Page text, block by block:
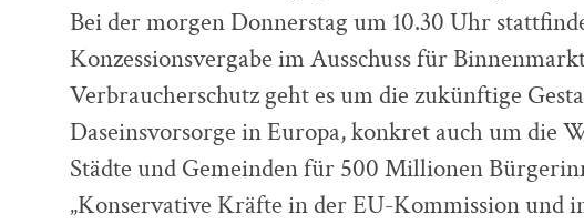
Bei der morgen Donnerstag um 10.30 Uhr
Konzessionsvergabe im Ausschuss für
Verbraucherschutz geht es um die zukünftige
Daseinsvorsorge in Europa, konkret auch um die
Städte und Gemeinden für 500 Millionen
„Konservative Kräfte in der EU-Kommission und